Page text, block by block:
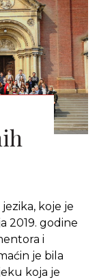
koje je
2019. godine
i
je bila
koja je